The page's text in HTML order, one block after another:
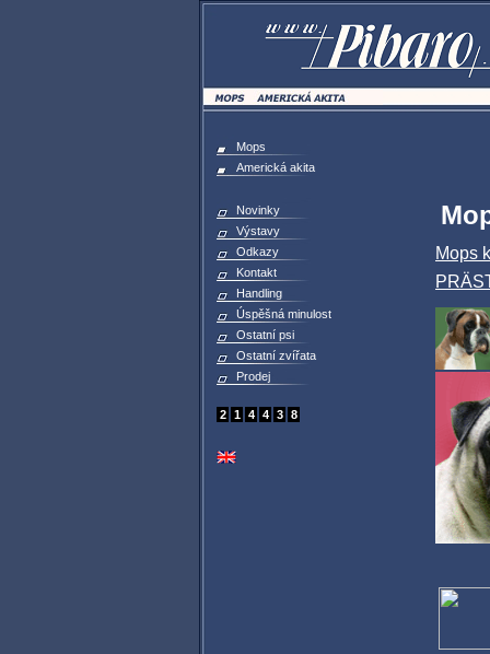
Mops
Americká akita
Novinky
Výstavy
Odkazy
Kontakt
Handling
Úspěšná minulost
Ostatní psi
Ostatní zvířata
Prodej
2 1 4 4 3 8
Mops